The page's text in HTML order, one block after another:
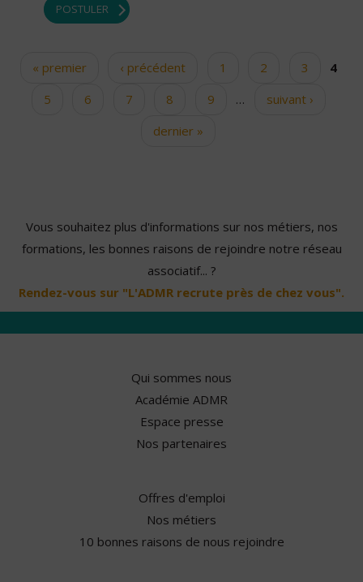
POSTULER
Pages« premier ‹ précédent 1 2 3
4
5
6 7 8 9 …
suivant ›
dernier »
Vous souhaitez plus d'informations sur nos métiers, nos
formations, les bonnes raisons de rejoindre notre réseau
associatif... ?
Rendez-vous sur "L'ADMR recrute près de chez vous".
Qui sommes nous
Académie ADMR
Espace presse
Nos partenaires
Offres d'emploi
Nos métiers
10 bonnes raisons de nous rejoindre